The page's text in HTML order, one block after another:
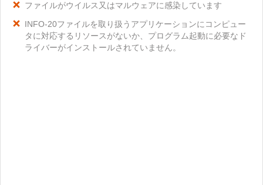
ファイルがウイルス又はマルウェアに感染しています
INFO-20ファイルを取り扱うアプリケーションにコンピュー
タに対応するリソースがないか、プログラム起動に必要なド
ライバーがインストールされていません。